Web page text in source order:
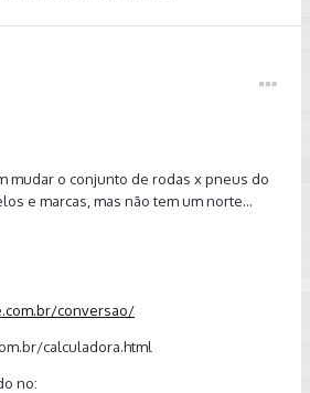
mudar o conjunto de rodas x pneus do
e marcas, mas não tem um norte...
conversao/
calculadora.html
no: